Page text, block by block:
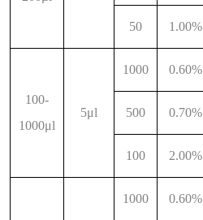
50 1.00%
100-
1000μl
5μl
1000 0.60%
500 0.70%
100 2.00%
1000 0.60%